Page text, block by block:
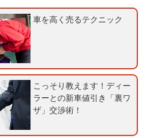
に
車を高く売るテクニック
こっそり教えます！ディー
ラーとの新車値引き「裏ワ
ザ」交渉術！